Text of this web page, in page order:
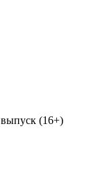
(16+)